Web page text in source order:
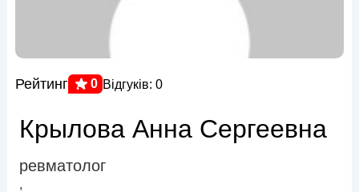
Рейтинг 0 Відгуків: 0
Крылова Анна Сергеевна
ревматолог
,